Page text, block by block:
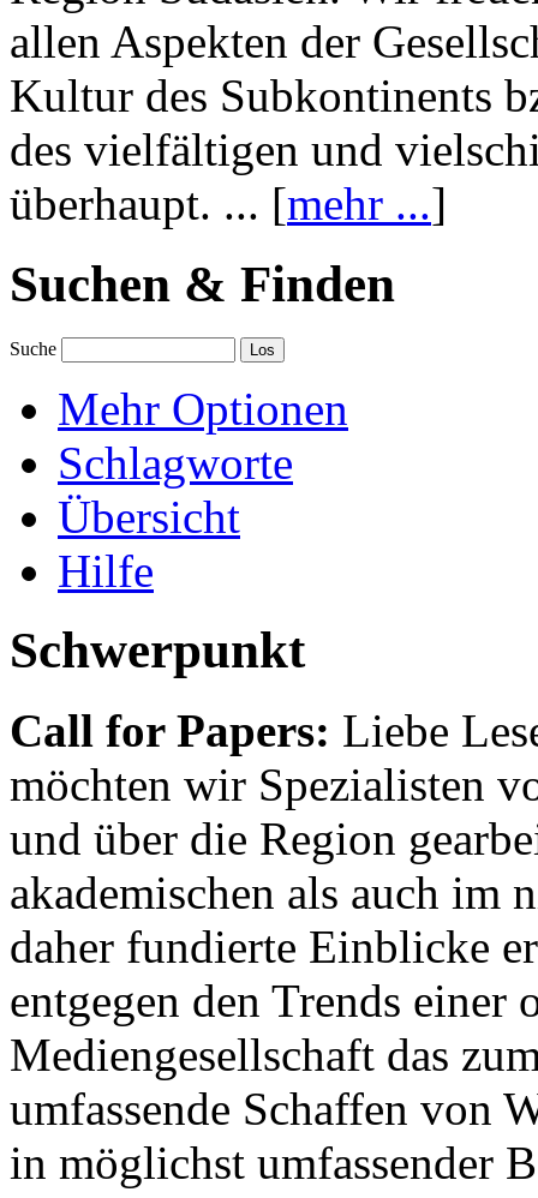
allen Aspekten der
Kultur des Subkontinents
des vielfältigen und
überhaupt. ... [mehr ...]
Suchen & Finden
Suche
Mehr Optionen
Schlagworte
Übersicht
Hilfe
Schwerpunkt
Call for Papers: Liebe
möchten wir Spezialisten
und über die Region
akademischen als auch im
daher fundierte Einblicke
entgegen den Trends einer
Mediengesellschaft das
umfassende Schaffen von
in möglichst umfassender